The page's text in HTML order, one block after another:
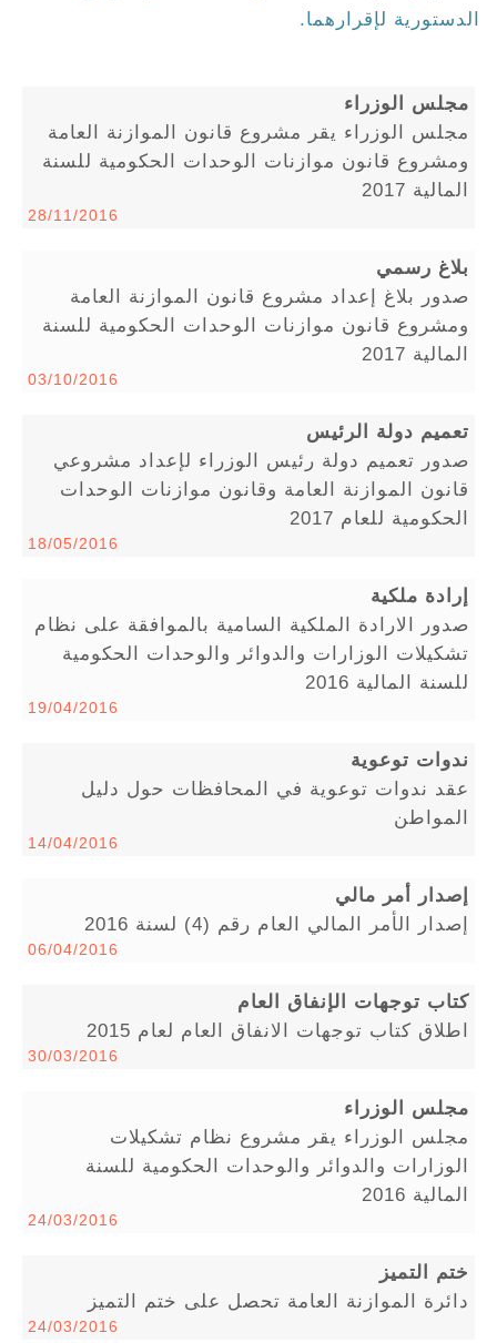
الدستورية لإقرارهما.
مجلس الوزراء
مجلس الوزراء يقر مشروع قانون الموازنة العامة
ومشروع قانون موازنات الوحدات الحكومية للسنة
المالية 2017
28/11/2016
بلاغ رسمي
صدور بلاغ إعداد مشروع قانون الموازنة العامة
ومشروع قانون موازنات الوحدات الحكومية للسنة
المالية 2017
03/10/2016
تعميم دولة الرئيس
صدور تعميم دولة رئيس الوزراء لإعداد مشروعي
قانون الموازنة العامة وقانون موازنات الوحدات
الحكومية للعام 2017
18/05/2016
إرادة ملكية
صدور الارادة الملكية السامية بالموافقة على نظام
تشكيلات الوزارات والدوائر والوحدات الحكومية
للسنة المالية 2016
19/04/2016
ندوات توعوية
عقد ندوات توعوية في المحافظات حول دليل
المواطن
14/04/2016
إصدار أمر مالي
إصدار الأمر المالي العام رقم (4) لسنة 2016
06/04/2016
كتاب توجهات الإنفاق العام
اطلاق كتاب توجهات الانفاق العام لعام 2015
30/03/2016
مجلس الوزراء
مجلس الوزراء يقر مشروع نظام تشكيلات
الوزارات والدوائر والوحدات الحكومية للسنة
المالية 2016
24/03/2016
ختم التميز
دائرة الموازنة العامة تحصل على ختم التميز
24/03/2016